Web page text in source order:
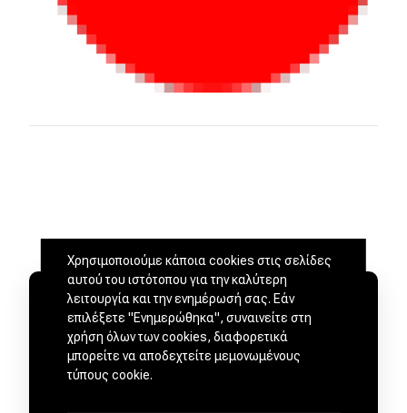
ΜΕΤΑΧΕΙΡΙΣΜΕΝΑ ΑΠΟ
Χρησιμοποιούμε κάποια cookies στις σελίδες
αυτού του ιστότοπου για την καλύτερη
λειτουργία και την ενημέρωσή σας. Εάν
επιλέξετε "Ενημερώθηκα", συναινείτε στη
χρήση όλων των cookies, διαφορετικά
μπορείτε να αποδεχτείτε μεμονωμένους
τύπους cookie.